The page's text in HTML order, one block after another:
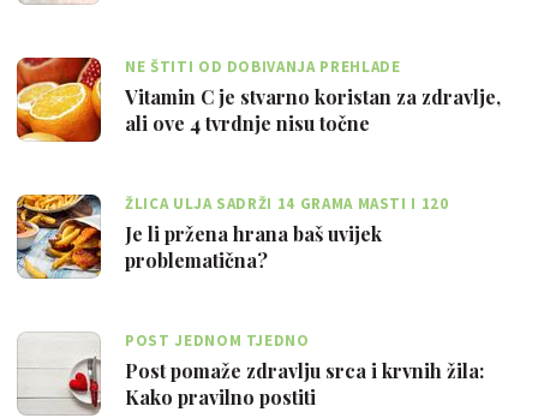
NE ŠTITI OD DOBIVANJA PREHLADE
Vitamin C je stvarno koristan za zdravlje,
ali ove 4 tvrdnje nisu točne
ŽLICA ULJA SADRŽI 14 GRAMA MASTI I 120
KALORIJA
Je li pržena hrana baš uvijek
problematična?
POST JEDNOM TJEDNO
Post pomaže zdravlju srca i krvnih žila:
Kako pravilno postiti